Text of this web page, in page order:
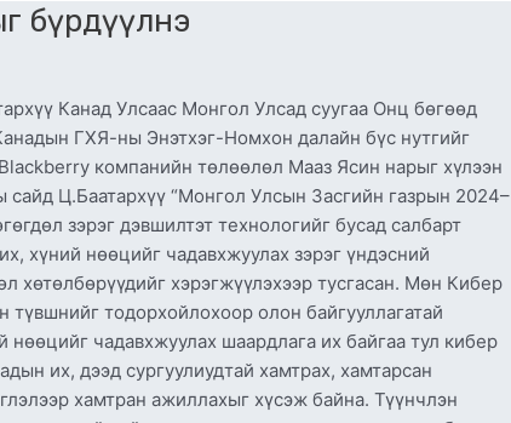
бүрдүүлнэ
Канад Улсаас Монгол Улсад суугаа Онц бөгөөд
ГХЯ-ны Энэтхэг-Номхон далайн бүс нутгийг
компанийн төлөөлөл Мааз Ясин нарыг хүлээн
Ц.Баатархүү “Монгол Улсын Засгийн газрын 2024–
зэрэг дэвшилтэт технологийг бусад салбарт
хүний нөөцийг чадавхжуулах зэрэг үндэсний
хөтөлбөрүүдийг хэрэгжүүлэхээр тусгасан. Мөн Кибер
тодорхойлохоор олон байгууллагатай
чадавхжуулах шаардлага их байгаа тул кибер
их, дээд сургуулиудтай хамтрах, хамтарсан
хамтран ажиллахыг хүсэж байна. Түүнчлэн